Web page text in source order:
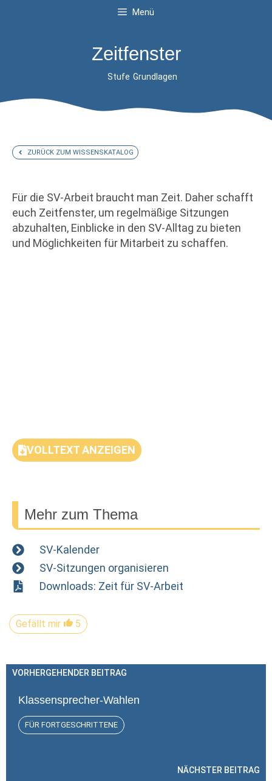
Menü
Zeitfenster
Stufe Grundlagen
ZURÜCK ZUM WISSENSKATALOG
Für die SV-Arbeit braucht man Zeit. Daher schafft
euch Zeitfenster, um regelmäßige Sitzungen
abzuhalten, Einblicke in den SV-Alltag zu bieten
und Möglichkeiten für Mitarbeit zu schaffen.
VOLLTEXT ANZEIGEN
Mehr zum Thema
SV-Kalender
SV-Sitzungen organisieren
Downloads: Zeit für SV-Arbeit
Gefällt mir 5
VORHERGEHENDER BEITRAG
Klassensprecher-Wahlen
FÜR FORTGESCHRITTENE
NÄCHSTER BEITRAG